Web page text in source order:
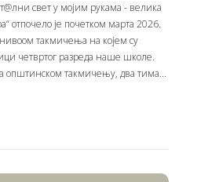
свет у мојим рукама - велика
отпочело је почетком марта 2026.
такмичења на којем су
четвртог разреда наше школе.
општинском такмичењу, два тима...